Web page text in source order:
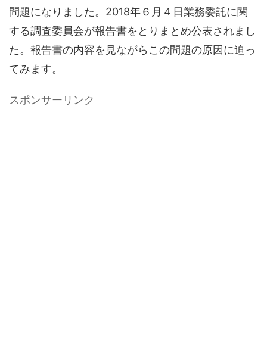
問題になりました。2018年６月４日業務委託に関
する調査委員会が報告書をとりまとめ公表されまし
た。報告書の内容を見ながらこの問題の原因に迫っ
てみます。
スポンサーリンク